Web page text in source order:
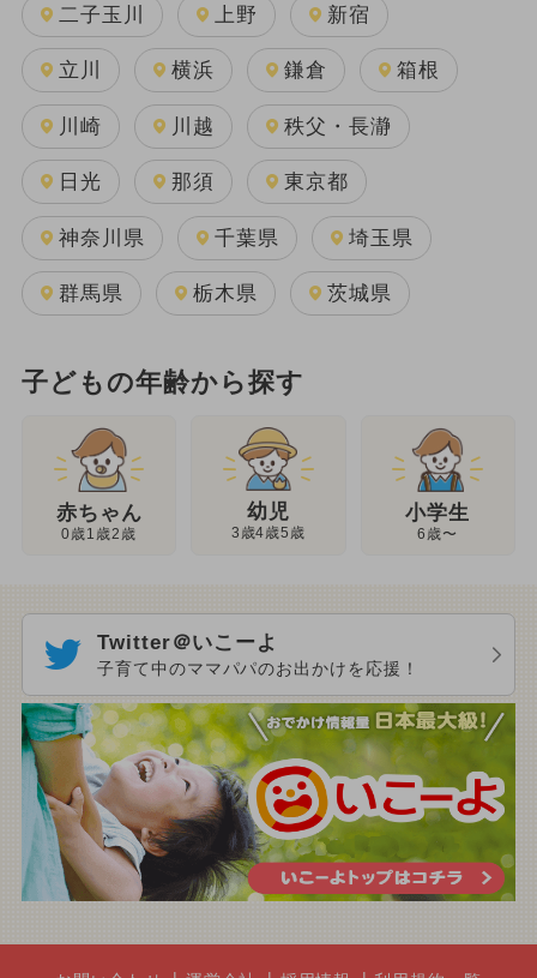
二子玉川 上野 新宿
立川 横浜 鎌倉 箱根
川崎 川越 秩父・長瀞
日光 那須 東京都
神奈川県 千葉県 埼玉県
群馬県 栃木県 茨城県
子どもの年齢から探す
赤ちゃん
0歳1歳2歳
幼児
3歳4歳5歳
小学生
6歳〜
Twitter＠いこーよ
子育て中のママパパのお出かけを応援！